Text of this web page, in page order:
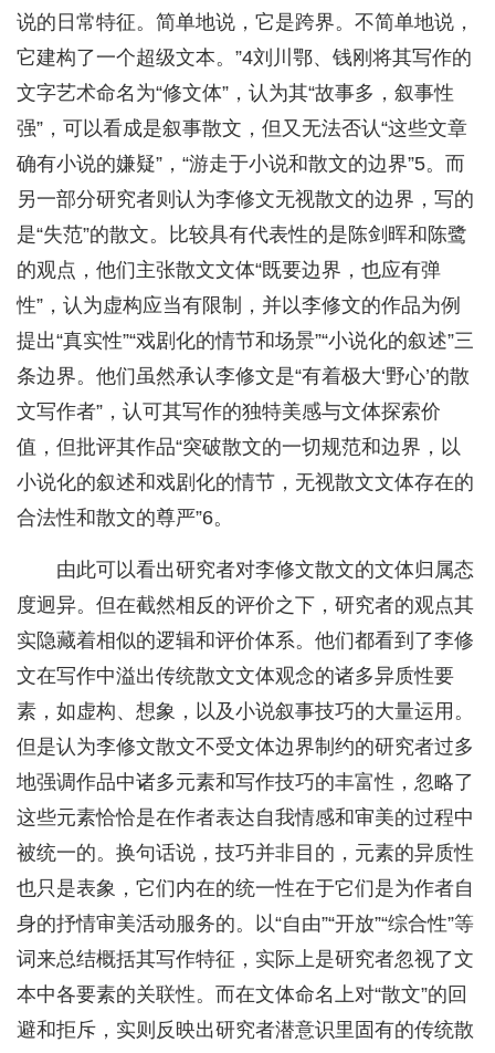
说的日常特征。简单地说，它是跨界。不简单地说，
它建构了一个超级文本。”4刘川鄂、钱刚将其写作的
文字艺术命名为“修文体”，认为其“故事多，叙事性
强”，可以看成是叙事散文，但又无法否认“这些文章
确有小说的嫌疑”，“游走于小说和散文的边界”5。而
另一部分研究者则认为李修文无视散文的边界，写的
是“失范”的散文。比较具有代表性的是陈剑晖和陈鹭
的观点，他们主张散文文体“既要边界，也应有弹
性”，认为虚构应当有限制，并以李修文的作品为例
提出“真实性”“戏剧化的情节和场景”“小说化的叙述”三
条边界。他们虽然承认李修文是“有着极大‘野心’的散
文写作者”，认可其写作的独特美感与文体探索价
值，但批评其作品“突破散文的一切规范和边界，以
小说化的叙述和戏剧化的情节，无视散文文体存在的
合法性和散文的尊严”6。
由此可以看出研究者对李修文散文的文体归属态
度迥异。但在截然相反的评价之下，研究者的观点其
实隐藏着相似的逻辑和评价体系。他们都看到了李修
文在写作中溢出传统散文文体观念的诸多异质性要
素，如虚构、想象，以及小说叙事技巧的大量运用。
但是认为李修文散文不受文体边界制约的研究者过多
地强调作品中诸多元素和写作技巧的丰富性，忽略了
这些元素恰恰是在作者表达自我情感和审美的过程中
被统一的。换句话说，技巧并非目的，元素的异质性
也只是表象，它们内在的统一性在于它们是为作者自
身的抒情审美活动服务的。以“自由”“开放”“综合性”等
词来总结概括其写作特征，实际上是研究者忽视了文
本中各要素的关联性。而在文体命名上对“散文”的回
避和拒斥，实则反映出研究者潜意识里固有的传统散